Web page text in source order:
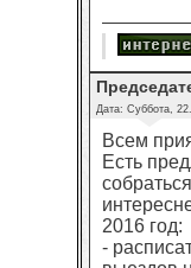
Дата: Суббота,
Всем
Есть
2016 год:
-